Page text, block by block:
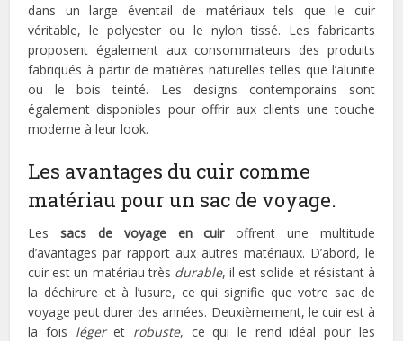
dans un large éventail de matériaux tels que le cuir
véritable, le polyester ou le nylon tissé. Les fabricants
proposent également aux consommateurs des produits
fabriqués à partir de matières naturelles telles que l’alunite
ou le bois teinté. Les designs contemporains sont
également disponibles pour offrir aux clients une touche
moderne à leur look.
Les avantages du cuir comme
matériau pour un sac de voyage.
Lessacs de voyage en cuiroffrent une multitude
d’avantages par rapport aux autres matériaux. D’abord, le
cuir est un matériau très durable, il est solide et résistant à
la déchirure et à l’usure, ce qui signifie que votre sac de
voyage peut durer des années. Deuxièmement, le cuir est à
la fois légeret robuste, ce qui le rend idéal pour les